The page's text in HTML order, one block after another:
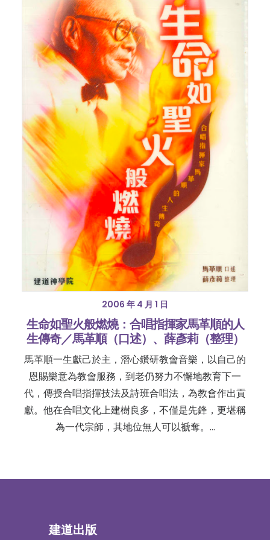
2006 年 4 月 1 日
生命如聖火般燃燒：合唱指揮家馬革順的人
生傳奇／馬革順（口述）、薛彥莉（整理）
馬革順一生獻己於主，潛心鑽研教會音樂，以自己的
恩賜樂意為教會服務，到老仍努力不懈地教育下一
代，傳授合唱指揮技法及詩班合唱法，為教會作出貢
獻。他在合唱文化上建樹良多，不僅是先鋒，更堪稱
為一代宗師，其地位無人可以褫奪。…
建道出版